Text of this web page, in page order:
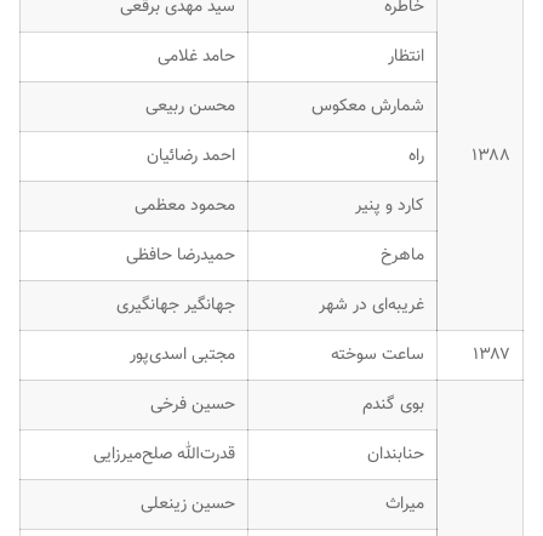
۱۳۸۸
خاطره
سید مهدی برقعی
انتظار
حامد غلامی
شمارش معکوس
محسن ربیعی
راه
احمد رضائیان
کارد و پنیر
محمود معظمی
ماهرخ
حمیدرضا حافظی
غریبه‌ای در شهر
جهانگیر جهانگیری
۱۳۸۷
ساعت سوخته مجتبی اسدی‌پور
بوی گندم
حسین فرخی
حنابندان
قدرت‌الله صلح‌میرزایی
میراث
حسین زینعلی